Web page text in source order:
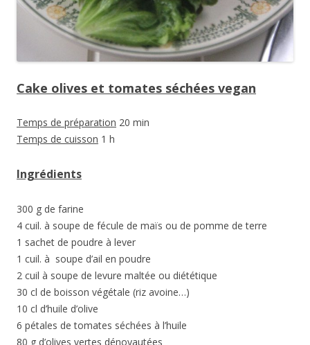
Cake olives et tomates séchées vegan
Temps de préparation 20 min
Temps de cuisson 1 h
Ingrédients
300 g de farine
4 cuil. à soupe de fécule de maïs ou de pomme de terre
1 sachet de poudre à lever
1 cuil. à soupe d’ail en poudre
2 cuil à soupe de levure maltée ou diététique
30 cl de boisson végétale (riz avoine…)
10 cl d’huile d’olive
6 pétales de tomates séchées à l’huile
80 g d’olives vertes dénoyautées